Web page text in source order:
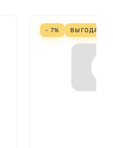
- 7% ВЫГОДА